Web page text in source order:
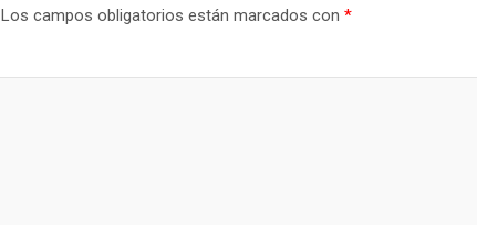
Los campos obligatorios están marcados con *